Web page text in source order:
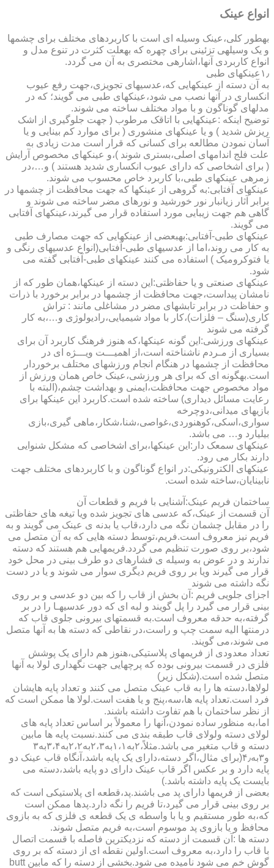
انواع عینک
به­طور کلی،عینک وسیله ای است با کاربردهای مختلف برای چشمها
و یک وسیله­ی تزئینی برای چهره که به­علت کثرت در تنوع مدل و
انواع کاربردی آنها،اشاره­ی مختصری به آن می گردد.
۱٫عینکهای طبی
به آن دسته از عینکهایی که،عدسیهای تجویزی،جهت رفع عیوب
انکساری در آنها نصب می شود،عینکهای طبی می گویند؛ که در
مدلهای گوناگون و با مواد مختلف ساخته می شوند.
توضیح اینکه :عینکهایی با اتاقک مرطوب ( جهت جلوگیری از اشک
ریزش شدید ) و یا عینکهای منشوری ( برای موارد کم بینایی و یا
آسان نمودن مطالعه برای کسانی که قرار است مدت زیادی به
علت فلج اندامهای اصلی،بستری شوند )،و عینکهای مخصوص آرایش
( برای اشخاصی که دارای عیوب انکساری شدید هستند ) و…،در
زمره­ی عینکهای طبی،با کاربرد خاص محسوب می شوند.
عینکهای آفتابی:به گروهی از عینکها که جهت محافظت از چشمها در
برابر آثار زیانبار نور خورشید و نورهای مضر ساخته می شوند و
گاهی هم جهت زیبایی مورد استفاده قرار می گیرند،عینکهای آفتابی
می گویند.
عینکهای طبی-آفتابی:به­بعضی از عینکهایی که جهت مصارف طبی
به کار می روند،اما از عدسیهای طبی-آفتابی(انواع عدسیهای رنگی و
یا فتوکرومیک ) استفاده می کنند عینکهای طبی-آفتابی گفته می
شود.
عینکهای صنعتی و یا حفاظتی:این دسته از عینکها،همان طور که از
نامشان پیداست،جهت محافظت از چشمها در برابر برخورد با ذرات
و حفاظت در برابر تابشهای مضر در مشاغلی مانند : تراش
کاری(سنگ – فلزات)،کار با مواد شیمیایی،رادیولوژی و…،به کار
گرفته می شوند
عینکهای ورزشی:این گونه عینکها،که هنوز فرهنگ کاربرد آن برای
بسیاری از مـردم ناشناخته است،از اهمیـــت ویـــژه ای در
محافظت از چشمها در هنگام انجام ورزشهای مختلف برخوردار
است.به­گونه ای که برای هر ورزشی،عینک خاص همان ورزش از
مواد مخصوص جهت محافظت،ایمنی و بهداشت چشم،(البته با
رعایت مسائل دیداری) ساخته شده است.کاربرد این عینکها برای
بازیهای میدانی،دوچرخه
سواری،اسکی،کوهنوردی،غواصی،شنا،شکار،ماهی گیری،بازی
بیلیارد و… می باشد.
عینکهای سمعک دار:این عینکها،برای اشخاصی که مشکل شنوایی
دارند بکار می رود.
عینکهای الکترونیکی:در انواع گوناگون و با کاربردهای مختلف جهت
نابینایان،ساخته شده است.
ساختمان فریم عینک:آشنایی با فریم و قطعات آن
آن قسمت از عینک،که عدسی های تجویز شده ویا تیغه های حفاظتی
را در مقابل چشمان نگه می دارد،قاب یا بدنه ی عینک می گویند و به
فریم نیز معروف است.فریم،توسط دسته هایی که به آن متصل می
شود،بر روی صورت تنظیم می گردد.فریمهایی هم هستند که دسته
ندارند و در عوض به وسیله ی فشارهای دو طرف بینی در محل خود
قرار می گیرند ویا بر روی فریم دیگری سوار می شوند و یا در دست
نگه داشته می شوند
اجزای جلویی فریم :آن بخش از قاب را که بین دو عدسی و بر روی
بینی قرار می گیرد را پل گویند و لبه ای که دور عدسیهـا را در بر
گرفته،به حدقه معروف است.به قسمتهای بیرونی جلوی قاب که
درمنتها الیه سمت چپ و راست،در نقاطی که دسته ها به آنها متصل
می شوند،می گویند.
تعداد معدودی از فریمهای پلاستیکی،هنوز هم دارای یک پوشش
فلزی در قسمت بیرونی بوده که پرچهایی جهت نگهداری لولا به آنها
متصل شده است.(شکل زیر)
لولاها،دسته ها را به قاب عینک متصل می کنند و تعداد پایه هایشان
فرد است.تعداد پایه ها،سه،پنج و یا هفت است.لولا ها ممکن است که
از نظر ساختمان با هم تفاوت داشته باشند.
اما،به منظور ساده نمودن،آنها را معمولاً بر اساس تعداد پایه های
لولای دسته ولولای قاب طبقه بندی می کنند.نسبت پایه ها مابین
دسته و قاب متغیر می باشد.مثلاً،۲به۱،۱به۲،۳به۲،۲به۳،۴به۳
و۳به۴٫(برای مثال،اگر دسته،دارای یک پایه باشد،آنگاه قاب عینک دو
پایه دارد و بر عکس اگر قاب عینک دارای دو پایه باشد،دسته می
بایست یک پایه داشته باشد.)
بعضی از فریمها دارای پد می باشند.پد،قطعه ای پلاستیکی است که
بر روی بینی قرار می گیرد،تا فریم را نگه دارد.پدها ممکن است
که،به طور مستقیم و یا با واسطه ی یک قطعه ی فلزی که به بازوی
محافظ و یا بازوی پد موسوم است،به فریم متصل شوند.
دسته ها :آن قسمت از دسته که نزدیکترین فاصله با قسمت اتصال
با قاب را دارد،به معروف است.اولین نقطه ای از دسته که بر روی
گوش خم می شود نامیده می شود.بخشی از دسته را که مابین butt